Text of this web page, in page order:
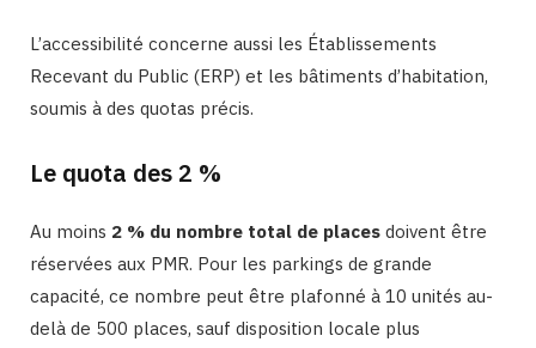
L’accessibilité concerne aussi les Établissements
Recevant du Public (ERP) et les bâtiments d’habitation,
soumis à des quotas précis.
Le quota des 2 %
Au moins 2 % du nombre total de places doivent être
réservées aux PMR. Pour les parkings de grande
capacité, ce nombre peut être plafonné à 10 unités au-
delà de 500 places, sauf disposition locale plus